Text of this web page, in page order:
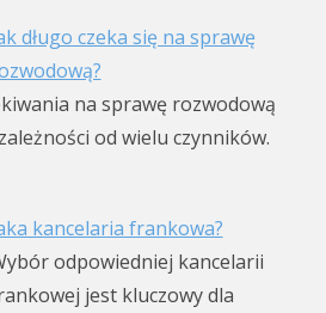
długo czeka się na sprawę
na sprawę rozwodową
od wielu czynników.
kancelaria frankowa?
odpowiedniej kancelarii
jest kluczowy dla